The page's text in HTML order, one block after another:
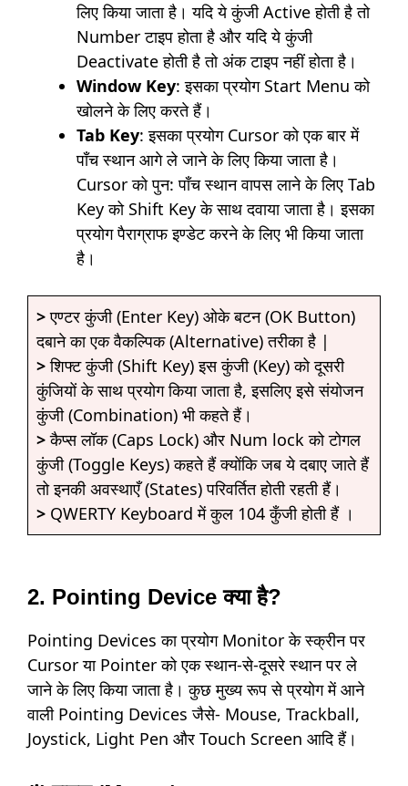
लिए किया जाता है। यदि ये कुंजी Active होती है तो
Number टाइप होता है और यदि ये कुंजी
Deactivate होती है तो अंक टाइप नहीं होता है।
Window Key: इसका प्रयोग Start Menu को
खोलने के लिए करते हैं।
Tab Key: इसका प्रयोग Cursor को एक बार में
पाँच स्थान आगे ले जाने के लिए किया जाता है।
Cursor को पुन: पाँच स्थान वापस लाने के लिए Tab
Key को Shift Key के साथ दवाया जाता है। इसका
प्रयोग पैराग्राफ इण्डेट करने के लिए भी किया जाता
है।
>एण्टर कुंजी (Enter Key) ओके बटन (OK Button)
दबाने का एक वैकल्पिक (Alternative) तरीका है |
>शिफ्ट कुंजी (Shift Key) इस कुंजी (Key) को दूसरी
कुंजियों के साथ प्रयोग किया जाता है, इसलिए इसे संयोजन
कुंजी (Combination) भी कहते हैं।
>कैप्स लॉक (Caps Lock) और Num lock को टोगल
कुंजी (Toggle Keys) कहते हैं क्योंकि जब ये दबाए जाते हैं
तो इनकी अवस्थाएँ (States) परिवर्तित होती रहती हैं।
> QWERTY Keyboard में कुल 104 कुँजी होती हैं ।
2. Pointing Device क्या है?
Pointing Devices का प्रयोग Monitor के स्क्रीन पर
Cursor या Pointer को एक स्थान-से-दूसरे स्थान पर ले
जाने के लिए किया जाता है। कुछ मुख्य रूप से प्रयोग में आने
वाली Pointing Devices जैसे- Mouse, Trackball,
Joystick, Light Pen और Touch Screen आदि हैं।